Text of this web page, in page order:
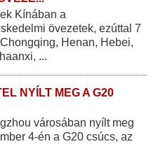
Kínában a
övezetek, ezúttal 7
Henan, Hebei,
...
NYÍLT MEG A G20
városában nyílt meg
4-én a G20 csúcs, az